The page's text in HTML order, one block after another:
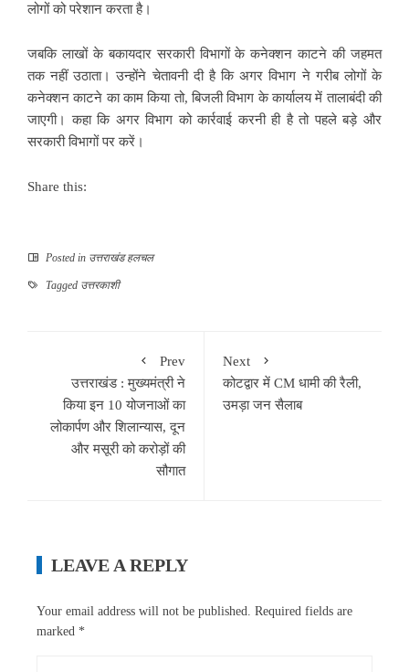
लोगों को परेशान करता है।
जबकि लाखों के बकायदार सरकारी विभागों के कनेक्शन काटने की जहमत
तक नहीं उठाता। उन्होंने चेतावनी दी है कि अगर विभाग ने गरीब लोगों के
कनेक्शन काटने का काम किया तो, बिजली विभाग के कार्यालय में तालाबंदी की
जाएगी। कहा कि अगर विभाग को कार्रवाई करनी ही है तो पहले बड़े और
सरकारी विभागों पर करें।
Share this:
Posted in उत्तराखंड हलचल
Tagged उत्तरकाशी
Prev
उत्तराखंड : मुख्यमंत्री ने
किया इन 10 योजनाओं का
लोकार्पण और शिलान्यास, दून
और मसूरी को करोड़ों की
सौगात
Next
कोटद्वार में CM धामी की रैली,
उमड़ा जन सैलाब
LEAVE A REPLY
Your email address will not be published.
Required fields are
marked *